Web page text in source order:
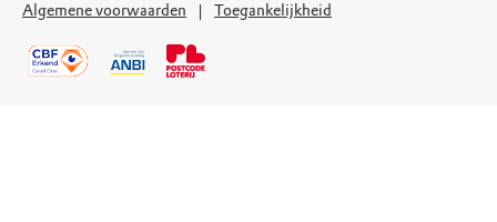
Algemene voorwaarden
Toegankelijkheid